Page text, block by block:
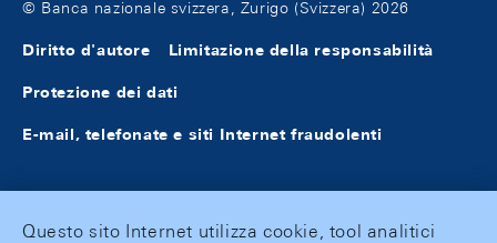
© Banca nazionale svizzera, Zurigo (Svizzera) 2026
Diritto d'autore Limitazione della responsabilità
Protezione dei dati
E-mail, telefonate e siti Internet fraudolenti
Questo sito Internet utilizza cookie, tool analitici